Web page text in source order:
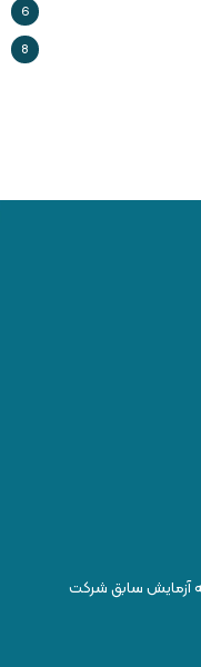
6
8
آزمایش سابق شرکت